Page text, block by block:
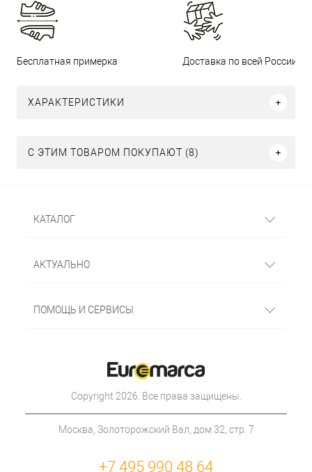
Бесплатная примерка Доставка по всей России
ХАРАКТЕРИСТИКИ
С ЭТИМ ТОВАРОМ ПОКУПАЮТ (8)
КАТАЛОГ
АКТУАЛЬНО
ПОМОЩЬ И СЕРВИСЫ
Copyright 2026. Все права защищены.
Москва, Золоторожский Вал, дом 32, стр. 7
+7 495 990 48 64